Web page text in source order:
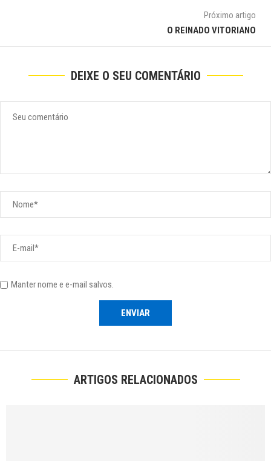
Próximo artigo
O REINADO VITORIANO
DEIXE O SEU COMENTÁRIO
Manter nome e e-mail salvos.
ARTIGOS RELACIONADOS